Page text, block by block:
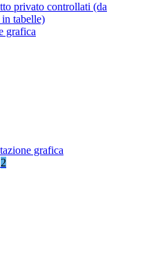
privato controllati (da
tabelle)
grafica
grafica
2